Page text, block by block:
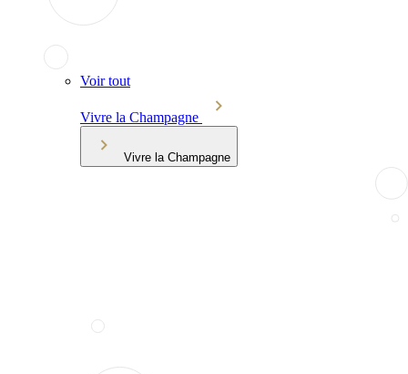
Voir tout
Vivre la Champagne
Vivre la Champagne